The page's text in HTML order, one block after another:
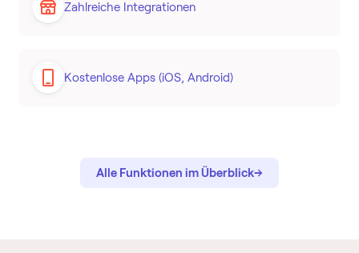
Zahlreiche Integrationen
Kostenlose Apps (iOS, Android)
Alle Funktionen im Überblick→
→